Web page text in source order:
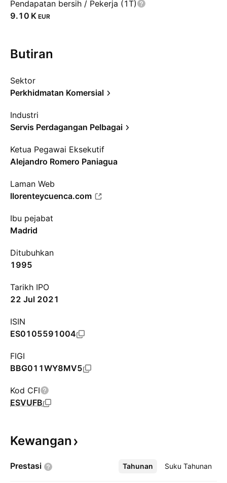
Pendapatan bersih / Pekerja (1T)
‪9.10 K‬ EUR
Butiran
Sektor
Perkhidmatan Komersial
Industri
Servis Perdagangan Pelbagai
Ketua Pegawai Eksekutif
Alejandro Romero Paniagua
Laman Web
llorenteycuenca.com
Ibu pejabat
Madrid
Ditubuhkan
1995
Tarikh IPO
22 Jul 2021
ISIN
ES0105591004
FIGI
BBG011WY8MV5
Kod CFI
ESVUFB
Kewangan
Prestasi Tahunan Suku Tahunan
Lebih